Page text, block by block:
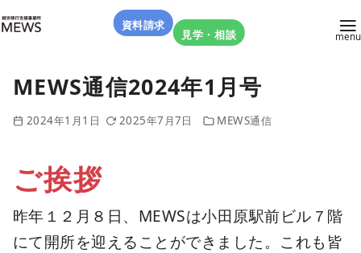
資料請求
見学・相談
MEWS通信2024年1月号
2024年1月1日 2025年7月7日 MEWS通信
ご挨拶
昨年１２月８日、MEWSは小田原駅前ビル７階
にて開所を迎えることができました。これも皆